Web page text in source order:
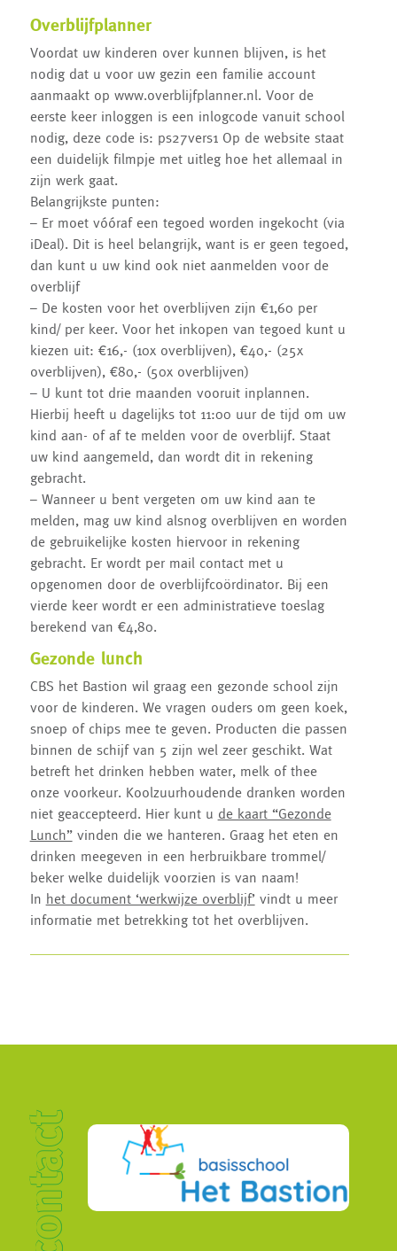
Overblijfplanner
Voordat uw kinderen over kunnen blijven, is het
nodig dat u voor uw gezin een familie account
aanmaakt op www.overblijfplanner.nl. Voor de
eerste keer inloggen is een inlogcode vanuit school
nodig, deze code is: ps27vers1 Op de website staat
een duidelijk filmpje met uitleg hoe het allemaal in
zijn werk gaat.
Belangrijkste punten:
– Er moet vóóraf een tegoed worden ingekocht (via
iDeal). Dit is heel belangrijk, want is er geen tegoed,
dan kunt u uw kind ook niet aanmelden voor de
overblijf
– De kosten voor het overblijven zijn €1,60 per
kind/ per keer. Voor het inkopen van tegoed kunt u
kiezen uit: €16,- (10x overblijven), €40,- (25x
overblijven), €80,- (50x overblijven)
– U kunt tot drie maanden vooruit inplannen.
Hierbij heeft u dagelijks tot 11:00 uur de tijd om uw
kind aan- of af te melden voor de overblijf. Staat
uw kind aangemeld, dan wordt dit in rekening
gebracht.
– Wanneer u bent vergeten om uw kind aan te
melden, mag uw kind alsnog overblijven en worden
de gebruikelijke kosten hiervoor in rekening
gebracht. Er wordt per mail contact met u
opgenomen door de overblijfcoördinator. Bij een
vierde keer wordt er een administratieve toeslag
berekend van €4,80.
Gezonde lunch
CBS het Bastion wil graag een gezonde school zijn
voor de kinderen. We vragen ouders om geen koek,
snoep of chips mee te geven. Producten die passen
binnen de schijf van 5 zijn wel zeer geschikt. Wat
betreft het drinken hebben water, melk of thee
onze voorkeur. Koolzuurhoudende dranken worden
niet geaccepteerd. Hier kunt u de kaart “Gezonde
Lunch”vinden die we hanteren. Graag het eten en
drinken meegeven in een herbruikbare trommel/
beker welke duidelijk voorzien is van naam!
In het document ‘werkwijze overblijf’vindt u meer
informatie met betrekking tot het overblijven.
contact